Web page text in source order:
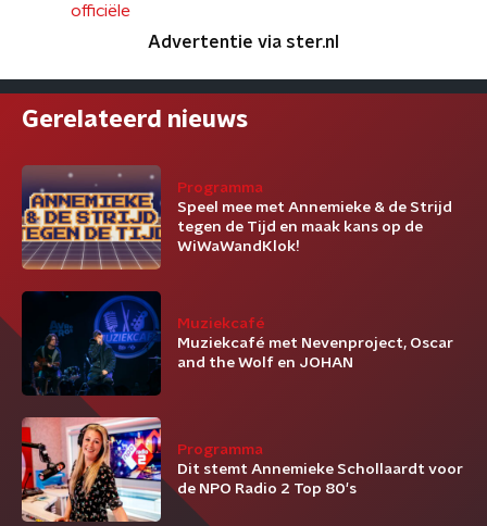
officiële
Advertentie via ster.nl
Gerelateerd nieuws
Programma
Speel mee met Annemieke & de Strijd
tegen de Tijd en maak kans op de
WiWaWandKlok!
Muziekcafé
Muziekcafé met Nevenproject, Oscar
and the Wolf en JOHAN
Programma
Dit stemt Annemieke Schollaardt voor
de NPO Radio 2 Top 80's